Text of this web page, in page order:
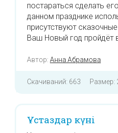
постараться сделать
данном празднике
присутствуют
Ваш Новый год пройдёт
Автор: Анна Абрамова
Скачиваний: 663 Размер:
Ұстаздар күні